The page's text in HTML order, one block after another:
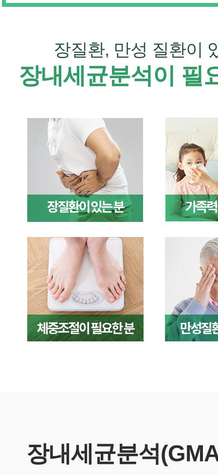
장질환, 만성 질환이
장내세균분석이 필
장내세균분석